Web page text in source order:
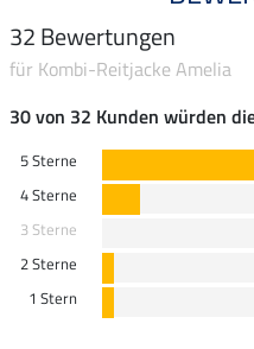
32 Bewertungen
für Kombi-Reitjacke Amelia
30 von 32 Kunden würden
5 Sterne
4 Sterne
3 Sterne
2 Sterne
1 Stern